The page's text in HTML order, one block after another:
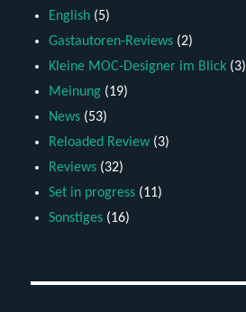
English (5)
Gastautoren-Reviews (2)
Kleine MOC-Designer im Blick (3)
Meinung (19)
News (53)
Reloaded Review (3)
Reviews (32)
Set in progress (11)
Sonstiges (16)